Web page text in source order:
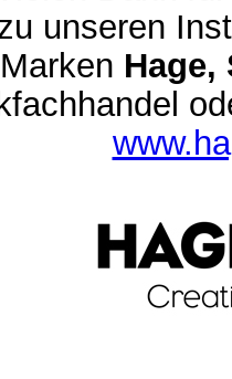
unseren
Hage,